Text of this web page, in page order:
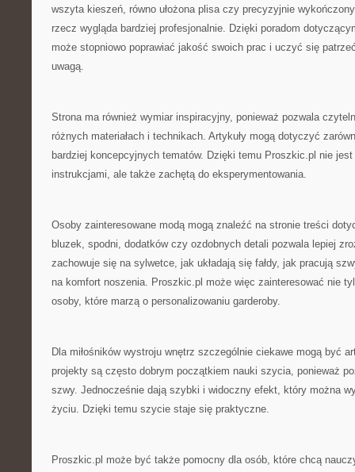
wszyta kieszeń, równo ułożona plisa czy precyzyjnie
rzecz wygląda bardziej profesjonalnie. Dzięki poradom
może stopniowo poprawiać jakość swoich prac i uczyć się
uwagą.
Strona ma również wymiar inspiracyjny, ponieważ pozwala
różnych materiałach i technikach. Artykuły mogą dotyczyć
bardziej koncepcyjnych tematów. Dzięki temu Proszkic.pl nie
instrukcjami, ale także zachętą do eksperymentowania.
Osoby zainteresowane modą mogą znaleźć na stronie treści
bluzek, spodni, dodatków czy ozdobnych detali pozwala lepiej
zachowuje się na sylwetce, jak układają się fałdy, jak pracują
na komfort noszenia. Proszkic.pl może więc zainteresować nie
osoby, które marzą o personalizowaniu garderoby.
Dla miłośników wystroju wnętrz szczególnie ciekawe mogą być
projekty są często dobrym początkiem nauki szycia, ponieważ
szwy. Jednocześnie dają szybki i widoczny efekt, który można
życiu. Dzięki temu szycie staje się praktyczne.
Proszkic.pl może być także pomocny dla osób, które chcą